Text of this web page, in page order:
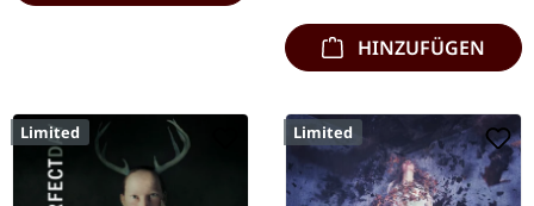
HINZUFÜGEN
Limited Limited